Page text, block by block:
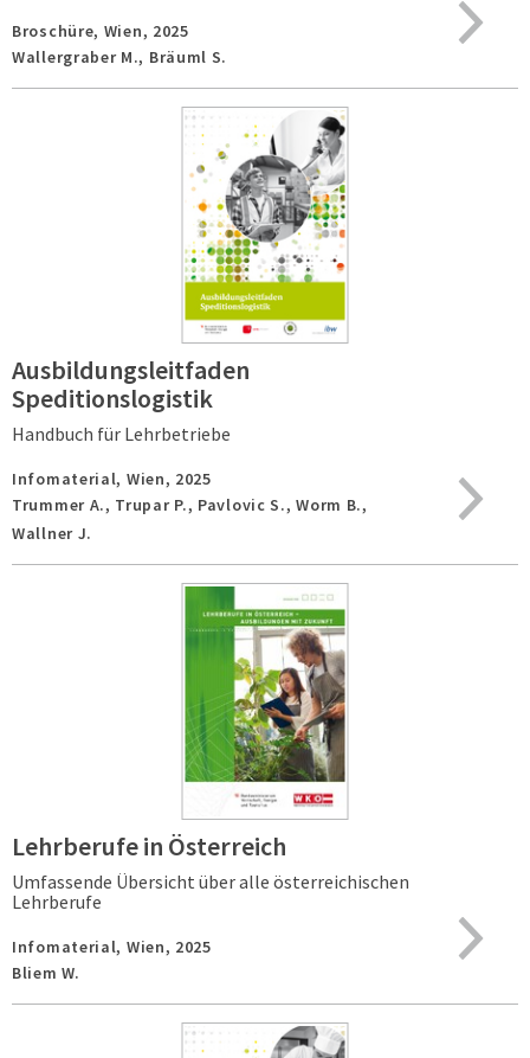
Broschüre, Wien, 2025
Wallergraber M., Bräuml S.
Ausbildungsleitfaden
Speditionslogistik
Handbuch für Lehrbetriebe
Infomaterial, Wien, 2025
Trummer A., Trupar P., Pavlovic S., Worm B.,
Wallner J.
Lehrberufe in Österreich
Umfassende Übersicht über alle österreichischen
Lehrberufe
Infomaterial, Wien, 2025
Bliem W.